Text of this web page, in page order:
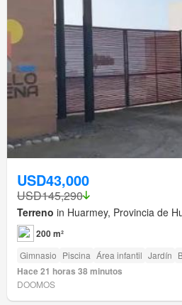
USD43,000
USD145,290
Terreno in Huarmey, Provincia de
200 m²
Gimnasio Piscina Área infantil Jardín
Hace 21 horas 38 minutos
DOOMOS